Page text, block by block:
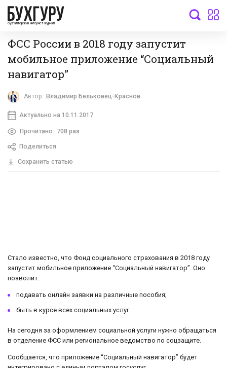
бухгалтерский интернет-журнал
ФСС России в 2018 году запустит
мобильное приложение “Социальный
навигатор”
Автор: Владимир Бельковец-Краснов
Актуально на 10.11.2017
Прочитано: 708 раз
Поделиться
Сохранить статью
Стало известно, что Фонд социального страхования в 2018 году
запустит мобильное приложение “Социальный навигатор”. Оно
позволит:
подавать онлайн заявки на различные пособия;
быть в курсе всех социальных услуг.
На сегодня за оформлением социальной услуги нужно обращаться
в отделение ФСС или региональное ведомство по соцзащите.
Сообщается, что приложение “Социальный навигатор” будет